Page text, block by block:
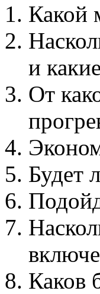
Какой
и
От
Будет
Каков